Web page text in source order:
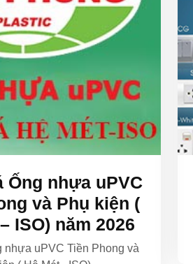
Ống nhựa uPVC
và Phụ kiện (
ISO) năm 2026
nhựa uPVC Tiền Phong và